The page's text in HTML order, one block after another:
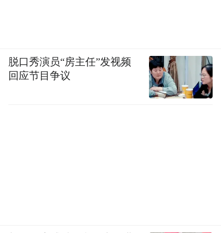
脱口秀演员“房主任”发视频
回应节目争议